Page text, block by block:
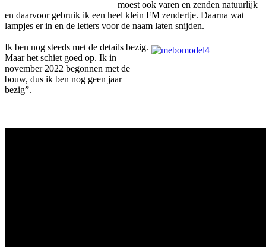
moest ook varen en zenden natuurlijk
en daarvoor gebruik ik een heel klein FM zendertje. Daarna wat
lampjes er in en de letters voor de naam laten snijden.
Ik ben nog steeds met de details bezig.
Maar het schiet goed op. Ik in
november 2022 begonnen met de
bouw, dus ik ben nog geen jaar
bezig”.